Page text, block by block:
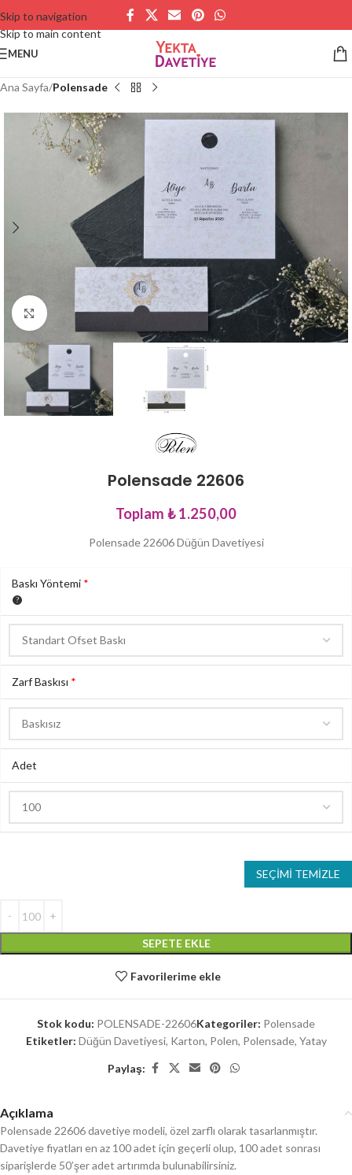
Skip to navigation
Skip to main content
MENU
Ana Sayfa Polensade
Büyütmek için tıklayın
Polensade 22606
Toplam ₺ 1.250,00
Polensade 22606 Düğün Davetiyesi
Baskı Yöntemi *
Zarf Baskısı *
Adet
SEÇIMI TEMIZLE
SEPETE EKLE
Favorilerime ekle
Stok kodu: POLENSADE-22606Kategoriler: Polensade
Etiketler: Düğün Davetiyesi, Karton, Polen, Polensade, Yatay
Paylaş:
Açıklama
Polensade 22606 davetiye modeli, özel zarflı olarak tasarlanmıştır.
Davetiye fiyatları en az 100 adet için geçerli olup, 100 adet sonrası
siparişlerde 50’şer adet artırımda bulunabilirsiniz.